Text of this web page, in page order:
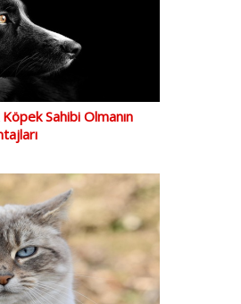
Sahibi Olmanın